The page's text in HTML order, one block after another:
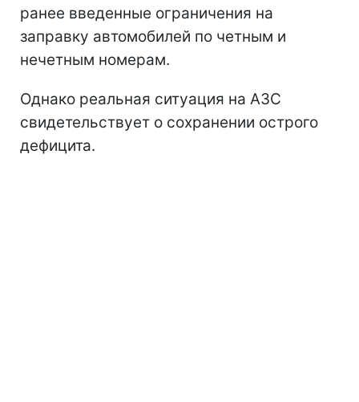
ранее введенные ограничения на
заправку автомобилей по четным и
нечетным номерам.
Однако реальная ситуация на АЗС
свидетельствует о сохранении острого
дефицита.